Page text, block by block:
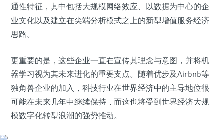
通性特征，其中包括大规模网络效应、以数据为中心的企
业文化以及建立在尖端分析模式之上的新型增值服务经济
思路。
更重要的是，这些企业一直在宣传其理念与意图，并将机
器学习视为其未来进化的重要支点。随着优步及Airbnb等
独角兽企业的加入，科技行业在世界经济中的主导地位很
可能在未来几年中继续保持，而这也将受到世界经济大规
模数字化转型浪潮的强势推动。